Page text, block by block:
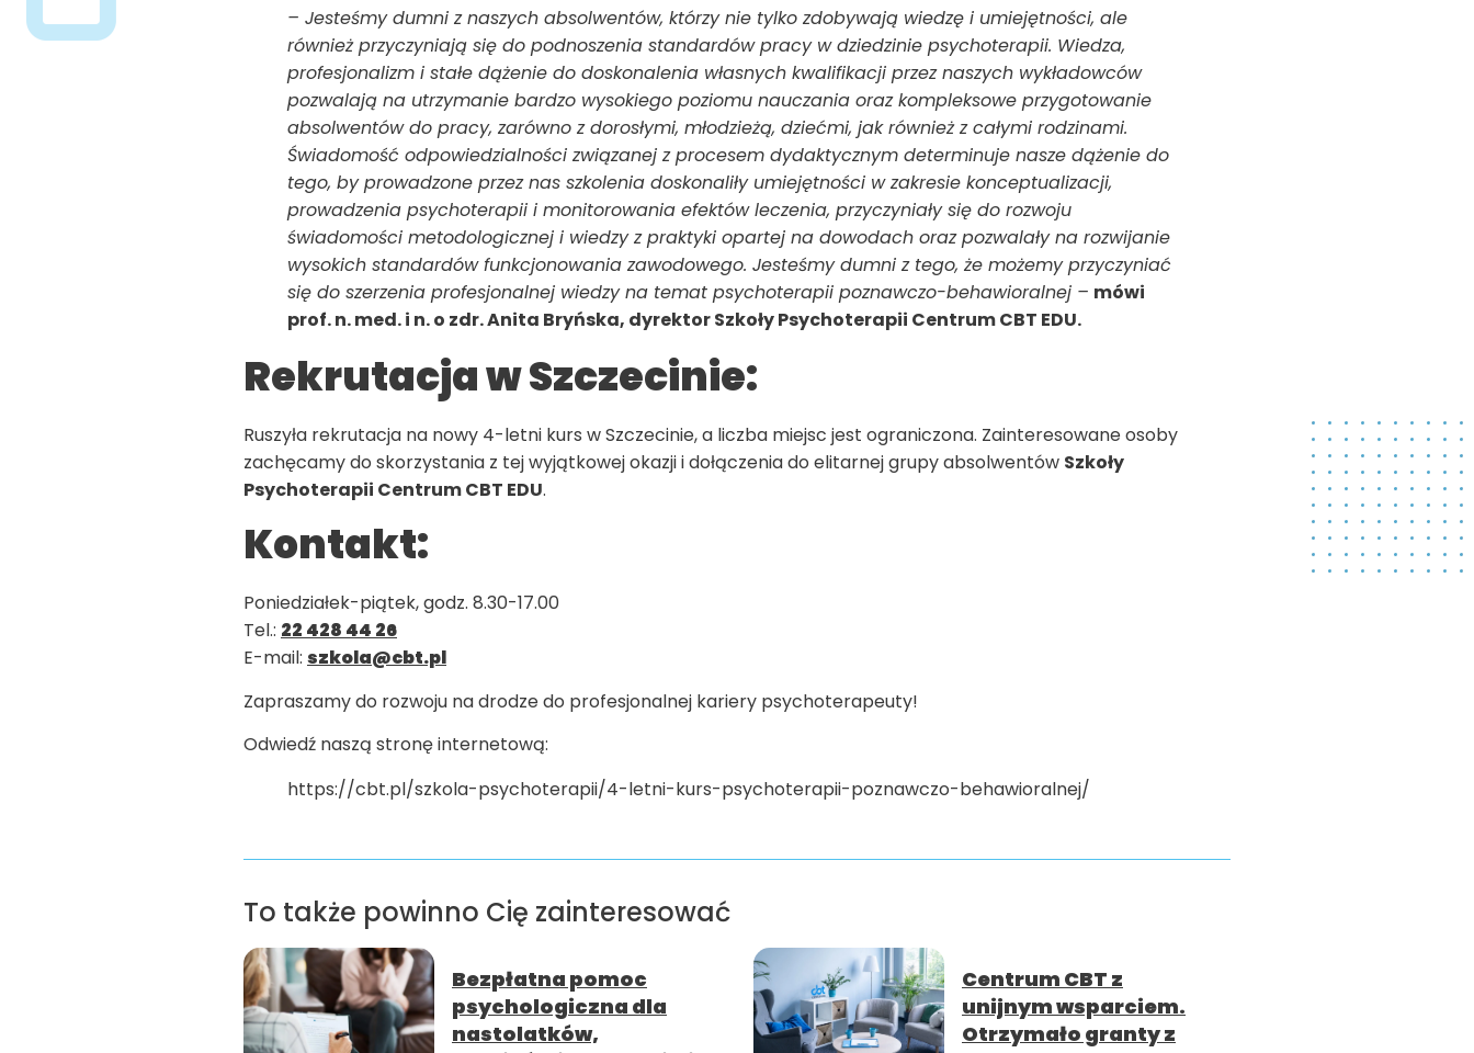
– Jesteśmy dumni z naszych absolwentów, którzy nie tylko zdobywają wiedzę i umiejętności, ale
również przyczyniają się do podnoszenia standardów pracy w dziedzinie psychoterapii. Wiedza,
profesjonalizm i stałe dążenie do doskonalenia własnych kwalifikacji przez naszych wykładowców
pozwalają na utrzymanie bardzo wysokiego poziomu nauczania oraz kompleksowe przygotowanie
absolwentów do pracy, zarówno z dorosłymi, młodzieżą, dziećmi, jak również z całymi rodzinami.
Świadomość odpowiedzialności związanej z procesem dydaktycznym determinuje nasze dążenie do
tego, by prowadzone przez nas szkolenia doskonaliły umiejętności w zakresie konceptualizacji,
prowadzenia psychoterapii i monitorowania efektów leczenia, przyczyniały się do rozwoju
świadomości metodologicznej i wiedzy z praktyki opartej na dowodach oraz pozwalały na rozwijanie
wysokich standardów funkcjonowania zawodowego. Jesteśmy dumni z tego, że możemy przyczyniać
się do szerzenia profesjonalnej wiedzy na temat psychoterapii poznawczo-behawioralnej – mówi
prof. n. med. i n. o zdr. Anita Bryńska, dyrektor Szkoły Psychoterapii Centrum CBT EDU.
Rekrutacja w Szczecinie:
Ruszyła rekrutacja na nowy 4-letni kurs w Szczecinie, a liczba miejsc jest ograniczona. Zainteresowane osoby
zachęcamy do skorzystania z tej wyjątkowej okazji i dołączenia do elitarnej grupy absolwentów Szkoły
Psychoterapii Centrum CBT EDU.
Kontakt:
Poniedziałek-piątek, godz. 8.30-17.00
Tel.: 22 428 44 26
E-mail: szkola@cbt.pl
Zapraszamy do rozwoju na drodze do profesjonalnej kariery psychoterapeuty!
Odwiedź naszą stronę internetową:
https://cbt.pl/szkola-psychoterapii/4-letni-kurs-psychoterapii-poznawczo-behawioralnej/
To także powinno Cię zainteresować
Bezpłatna pomoc
psychologiczna dla
nastolatków,
Centrum CBT z
unijnym wsparciem.
Otrzymało granty z